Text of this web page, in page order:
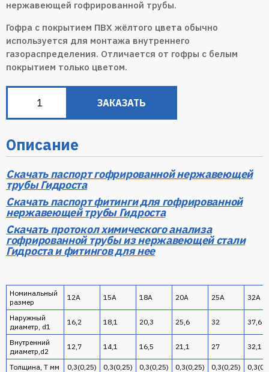
нержавеющей гофрированной трубы.
Гофра с покрытием ПВХ жёлтого цвета обычно
используется для монтажа внутреннего
газораспределения. Отличается от гофры с белым
покрытием только цветом.
ЗАКАЗАТЬ
Описание
Скачать паспорт гофрированной нержавеющей
трубы Гидроста
Скачать паспорт фитинги для гофрированной
нержавеющей трубы Гидроста
Скачать протокол химического анализа
гофрированной трубы из нержавеющей стали
Гидроста и фитингов для нее
Номинальный
размер
12А 15А 18А 20А 25А 32А
Наружный
диаметр, d1
16,2 18,1 20,3 25,6 32 37,6
Внутренний
диаметр,d2
12,7 14,1 16,5 21,1 27 32,1
Толщина, T мм 0,3(0,25) 0,3(0,25) 0,3(0,25) 0,3(0,25) 0,3(0,25)